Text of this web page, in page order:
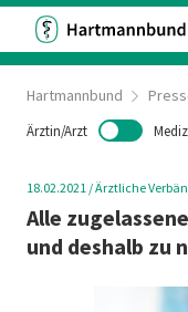
Hartmannbund
Ärztin/Arzt
18.02.2021 /Ärztliche
Alle
und deshalb zu